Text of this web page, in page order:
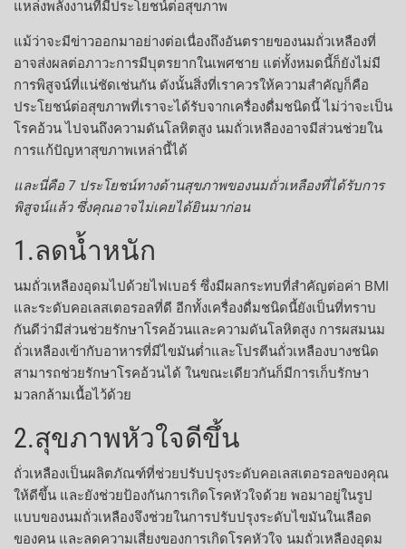
แหล่งพลังงานที่มีประโยชน์ต่อสุขภาพ
แม้ว่าจะมีข่าวออกมาอย่างต่อเนื่องถึงอันตรายของนมถั่วเหลืองที่
อาจส่งผลต่อภาวะการมีบุตรยากในเพศชาย แต่ทั้งหมดนี้ก็ยังไม่มี
การพิสูจน์ที่แน่ชัดเช่นกัน ดังนั้นสิ่งที่เราควรให้ความสำคัญก็คือ
ประโยชน์ต่อสุขภาพที่เราจะได้รับจากเครื่องดื่มชนิดนี้ ไม่ว่าจะเป็น
โรคอ้วน ไปจนถึงความดันโลหิตสูง นมถั่วเหลืองอาจมีส่วนช่วยใน
การแก้ปัญหาสุขภาพเหล่านี้ได้
และนี่คือ 7 ประโยชน์ทางด้านสุขภาพของนมถั่วเหลืองที่ได้รับการ
พิสูจน์แล้ว ซึ่งคุณอาจไม่เคยได้ยินมาก่อน
1.ลดน้ำหนัก
นมถั่วเหลืองอุดมไปด้วยไฟเบอร์ ซึ่งมีผลกระทบที่สำคัญต่อค่า BMI
และระดับคอเลสเตอรอลที่ดี อีกทั้งเครื่องดื่มชนิดนี้ยังเป็นที่ทราบ
กันดีว่ามีส่วนช่วยรักษาโรคอ้วนและความดันโลหิตสูง การผสมนม
ถั่วเหลืองเข้ากับอาหารที่มีไขมันต่ำและโปรตีนถั่วเหลืองบางชนิด
สามารถช่วยรักษาโรคอ้วนได้ ในขณะเดียวกันก็มีการเก็บรักษา
มวลกล้ามเนื้อไว้ด้วย
2.สุขภาพหัวใจดีขึ้น
ถั่วเหลืองเป็นผลิตภัณฑ์ที่ช่วยปรับปรุงระดับคอเลสเตอรอลของคุณ
ให้ดีขึ้น และยังช่วยป้องกันการเกิดโรคหัวใจด้วย พอมาอยู่ในรูป
แบบของนมถั่วเหลืองจึงช่วยในการปรับปรุงระดับไขมันในเลือด
ของคน และลดความเสี่ยงของการเกิดโรคหัวใจ นมถั่วเหลืองอุดม